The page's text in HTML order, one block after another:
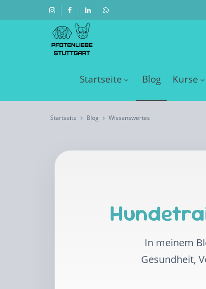
Startseite Blog Kurse
Startseite Blog Wissenswertes
In meinem
Gesundheit,